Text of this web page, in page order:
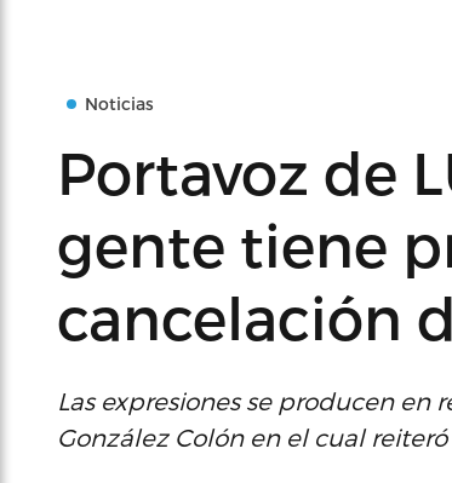
Noticias
Portavoz de
gente tiene
cancelación
Las expresiones se producen
González Colón en el cual